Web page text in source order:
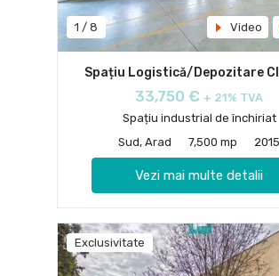
1 / 8 Video
Spațiu Logistică/Depozitare
33,750 € + 21% TVA
Spațiu industrial de închiriat
Sud, Arad
7,500 mp 2015
Vezi mai multe detalii
Exclusivitate